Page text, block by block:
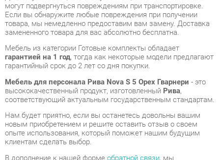
Мебель из категории Готовые комплекты обладает
гарантией на 1 год, тогда как некоторые модели предлагают
гарантийный срок до 2 лет со дня покупки.
высококачественный продукт, изготовленныйРива,
соответствующий актуальным государственным стандартам.
новым приобретением и решите оставить отзыв о своем
опыте использования, который поможет нашим будущим
клиентам сделать выбор.
В дополнение к нашей формеобратной связи, мы
предоставляем дополнительные консультации, фотографии и
видеообзоры продукции по электронной почте, по телефону в
Екатеринбурге или через мессенджеры Skype, Telegram и